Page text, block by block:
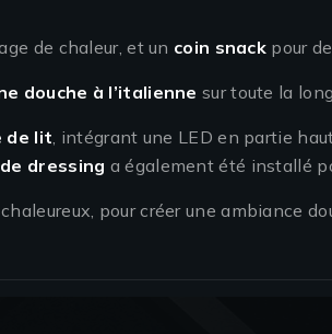
de chaleur, et un coin snack pour
douche à l’italienne sur toute la
de lit, intégrant une LED en partie
dressing a également été installé
pour créer une ambiance